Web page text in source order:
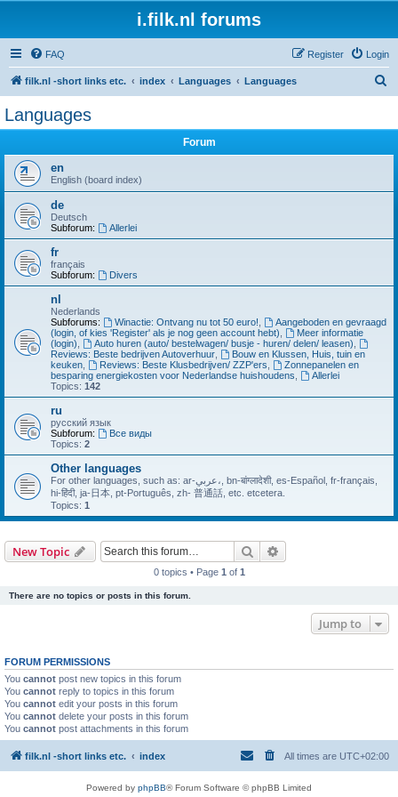
i.filk.nl forums
FAQ Login
Register
filk.nl -short links etc. index Languages Languages
Languages
Forum
en
English (board index)
de
Deutsch
Subforum:
Allerlei
fr
français
Subforum:
Divers
nl
Nederlands
Subforums:
Winactie: Ontvang nu tot 50 euro!
Aangeboden en gevraagd
(login, of kies 'Register' als je nog geen account hebt)
Meer informatie
(login)
Auto huren (auto/ bestelwagen/ busje - huren/ delen/ leasen)
Reviews: Beste bedrijven Autoverhuur
Bouw en Klussen, Huis, tuin en
keuken
Reviews: Beste Klusbedrijven/ ZZP'ers
Zonnepanelen en
besparing energiekosten voor Nederlandse huishoudens
Allerlei
Topics: 142
ru
русский язык
Subforum:
Все виды
Topics: 2
Other languages
For other languages, such as: ar-عربي،, bn-बांग्लादेशी, es-Español, fr-français,
hi-हिंदी, ja-日本, pt-Português, zh- 普通話, etc. etcetera.
Topics: 1
New Topic Search
0 topics • Page 1 of 1
There are no topics or posts in this forum.
Jump to
FORUM PERMISSIONS
You cannot post new topics in this forum
You cannot reply to topics in this forum
You cannot edit your posts in this forum
You cannot delete your posts in this forum
You cannot post attachments in this forum
filk.nl -short links etc. index All times are UTC+02:00
Powered by phpBB® Forum Software © phpBB Limited